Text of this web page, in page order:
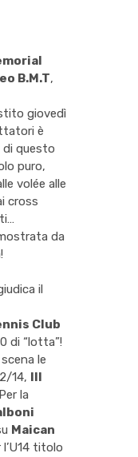
B.M.T,
giovedì
è
di questo
puro,
volée alle
cross
da
il
Club
di “lotta”!
le
14, III
la
Maican
titolo